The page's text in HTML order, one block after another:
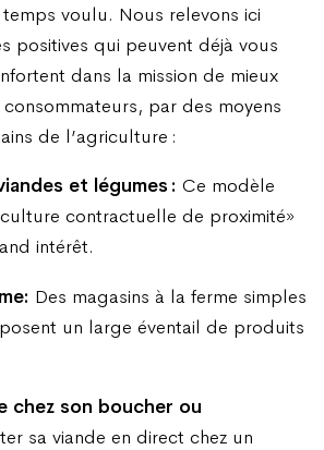
voulu. Nous relevons ici
positives qui peuvent déjà vous
dans la mission de mieux
par des moyens
de l’agriculture :
et légumes : Ce modèle
contractuelle de proximité»
intérêt.
Des magasins à la ferme simples
un large éventail de produits
chez son boucher ou
sa viande en direct chez un